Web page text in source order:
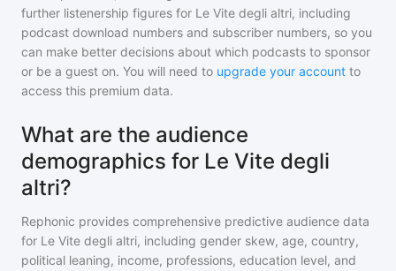
further listenership figures for Le Vite degli altri, including
podcast download numbers and subscriber numbers, so you
can make better decisions about which podcasts to sponsor
or be a guest on. You will need to upgrade your account to
access this premium data.
What are the audience
demographics for Le Vite degli
altri?
Rephonic provides comprehensive predictive audience data
for Le Vite degli altri, including gender skew, age, country,
political leaning, income, professions, education level, and